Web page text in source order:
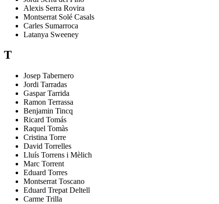
Alexis Serra Rovira
Montserrat Solé Casals
Carles Sumarroca
Latanya Sweeney
T
Josep Tabernero
Jordi Tarradas
Gaspar Tarrida
Ramon Terrassa
Benjamin Tincq
Ricard Tomás
Raquel Tomàs
Cristina Torre
David Torrelles
Lluís Torrens i Mèlich
Marc Torrent
Eduard Torres
Montserrat Toscano
Eduard Trepat Deltell
Carme Trilla